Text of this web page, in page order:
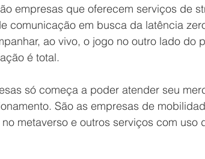
empresas que oferecem serviços de
comunicação em busca da latência
ao vivo, o jogo no outro lado do
é total.
só começa a poder atender seu
São as empresas de
metaverso e outros serviços com uso